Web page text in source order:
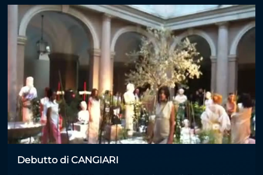
Debutto di CANGIARI